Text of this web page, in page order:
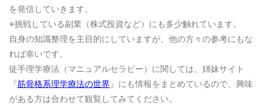
を発信していきます。
※挑戦している副業（株式投資など）にも多少触れています。
自身の知識整理を主目的にしていますが、他の方々の参考にもな
れば幸いです。
徒手理学療法（マニュアルセラピー）に関しては、姉妹サイト
『筋骨格系理学療法の世界』にも情報をまとめているので、興味
がある方は合わせて観覧してみてください。